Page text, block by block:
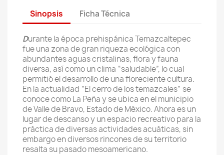
Sinopsis Ficha Técnica
Durante la época prehispánica Temazcaltepec
fue una zona de gran riqueza ecológica con
abundantes aguas cristalinas, flora y fauna
diversa, así como un clima “saludable”, lo cual
permitió el desarrollo de una floreciente cultura.
En la actualidad “El cerro de los temazcales” se
conoce como La Peña y se ubica en el municipio
de Valle de Bravo, Estado de México. Ahora es un
lugar de descanso y un espacio recreativo para la
práctica de diversas actividades acuáticas, sin
embargo en diversos rincones de su territorio
resalta su pasado mesoamericano.